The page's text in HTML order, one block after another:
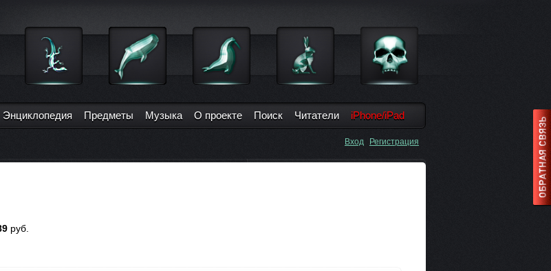
Энциклопедия Предметы Музыка О проекте Поиск Читатели iPhone/iPad
Вход Регистрация
руб.